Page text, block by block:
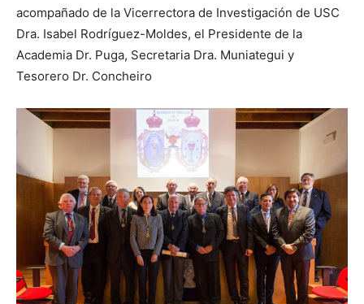
acompañado de la Vicerrectora de Investigación de USC
Dra. Isabel Rodríguez-Moldes, el Presidente de la
Academia Dr. Puga, Secretaria Dra. Muniategui y
Tesorero Dr. Concheiro